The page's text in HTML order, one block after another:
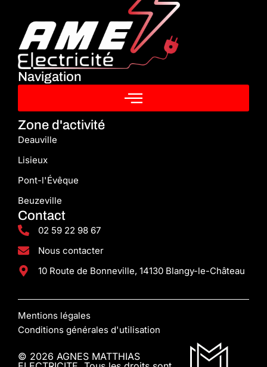
Navigation
Zone d'activité
Deauville
Lisieux
Pont-l'Évêque
Beuzeville
Contact
02 59 22 98 67
Nous contacter
10 Route de Bonneville, 14130 Blangy-le-Château
Mentions légales
Conditions générales d'utilisation
© 2026 AGNES MATTHIAS